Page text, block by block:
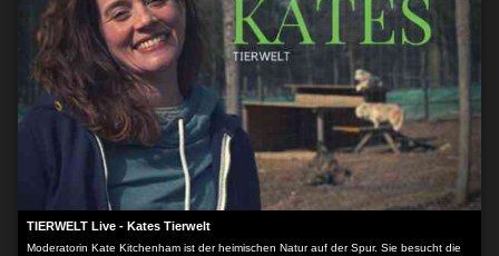
TIERWELT Live - Kates Tierwelt
Moderatorin Kate Kitchenham ist der heimischen Natur auf der Spur. Sie besucht die